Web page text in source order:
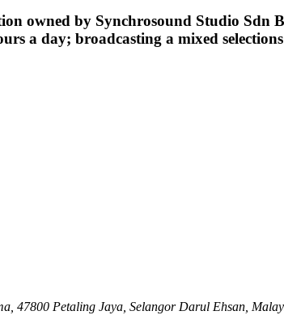
owned by Synchrosound Studio
a day; broadcasting a mixed
47800 Petaling Jaya, Selangor Darul Ehsan,